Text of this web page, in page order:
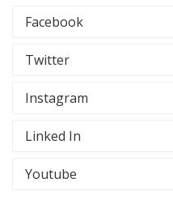
Facebook
Twitter
Instagram
Linked In
Youtube